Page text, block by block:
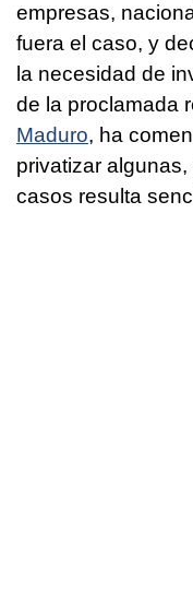
empresas,
fuera el caso, y
la necesidad de
de la proclamada
Maduro, ha
privatizar
casos resulta